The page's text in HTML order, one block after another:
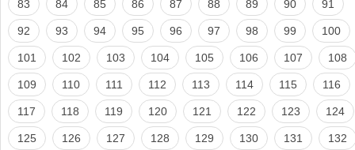
83 84 85 86 87 88 89 90 91
92 93 94 95 96 97 98 99 100
101 102 103 104 105 106 107 108
109 110 111 112 113 114 115 116
117 118 119 120 121 122 123 124
125 126 127 128 129 130 131 132